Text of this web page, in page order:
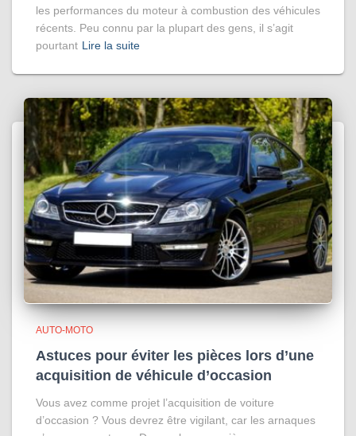
les performances du moteur à combustion des véhicules
récents. Peu connu par la plupart des gens, il s’agit
pourtant Lire la suite
AUTO-MOTO
Astuces pour éviter les pièces lors d’une
acquisition de véhicule d’occasion
Vous avez comme projet l’acquisition de voiture
d’occasion ? Vous devrez être vigilant, car les arnaques